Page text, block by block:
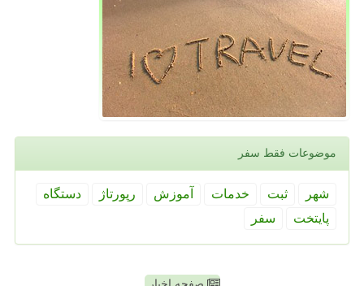
موضوعات فقط سفر
شهر ثبت خدمات آموزش رپورتاژ
دستگاه
پایتخت
سفر